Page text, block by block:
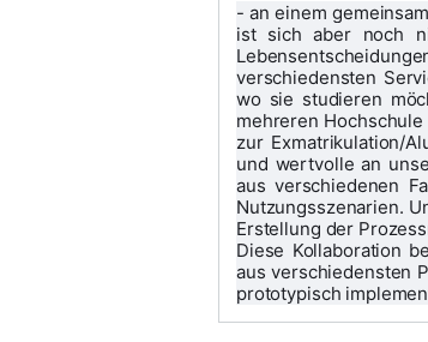
- an einem
ist sich aber noch
verschiedensten
wo sie studieren
mehreren
zur Exmatrikulation/
und wertvolle an
aus verschiedenen
Nutzungsszenarien.
Erstellung der
Diese Kollaboration
aus verschiedensten
prototypisch